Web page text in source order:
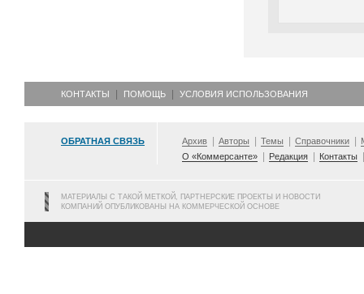
КОНТАКТЫ ПОМОЩЬ УСЛОВИЯ ИСПОЛЬЗОВАНИЯ
ОБРАТНАЯ СВЯЗЬ Архив Авторы Темы Справочники
О «Коммерсанте»
Редакция Контакты
МАТЕРИАЛЫ С ТАКОЙ МЕТКОЙ, ПАРТНЕРСКИЕ ПРОЕКТЫ И НОВОСТИ
КОМПАНИЙ ОПУБЛИКОВАНЫ НА КОММЕРЧЕСКОЙ ОСНОВЕ